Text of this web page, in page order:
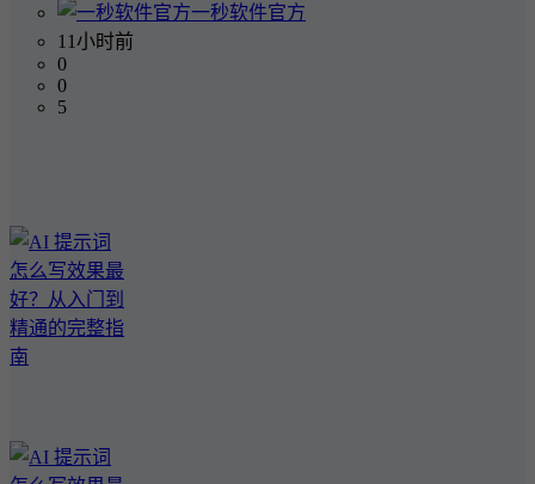
一秒软件官方
11小时前
0
0
5